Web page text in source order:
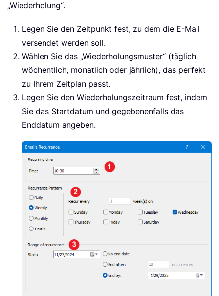
„Wiederholung“.
Legen Sie den Zeitpunkt fest, zu dem die E-Mail
versendet werden soll.
Wählen Sie das „Wiederholungsmuster“ (täglich,
wöchentlich, monatlich oder jährlich), das perfekt
zu Ihrem Zeitplan passt.
Legen Sie den Wiederholungszeitraum fest, indem
Sie das Startdatum und gegebenenfalls das
Enddatum angeben.